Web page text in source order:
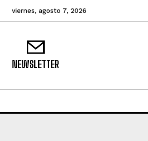
viernes, agosto 7, 2026
NEWSLETTER